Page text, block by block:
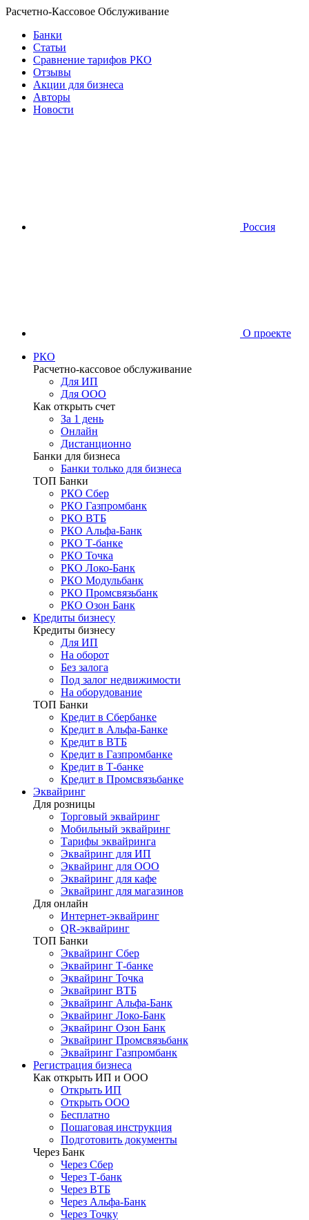
Расчетно-Кассовое Обслуживание
Банки
Статьи
Сравнение тарифов РКО
Отзывы
Акции для бизнеса
Авторы
Новости
Россия
О проекте
РКО
Расчетно-кассовое обслуживание
Для ИП
Для ООО
Как открыть счет
За 1 день
Онлайн
Дистанционно
Банки для бизнеса
Банки только для бизнеса
ТОП Банки
РКО Сбер
РКО Газпромбанк
РКО ВТБ
РКО Альфа-Банк
РКО Т-банке
РКО Точка
РКО Локо-Банк
РКО Модульбанк
РКО Промсвязьбанк
РКО Озон Банк
Кредиты бизнесу
Кредиты бизнесу
Для ИП
На оборот
Без залога
Под залог недвижимости
На оборудование
ТОП Банки
Кредит в Сбербанке
Кредит в Альфа-Банке
Кредит в ВТБ
Кредит в Газпромбанке
Кредит в Т-банке
Кредит в Промсвязьбанке
Эквайринг
Для розницы
Торговый эквайринг
Мобильный эквайринг
Тарифы эквайринга
Эквайринг для ИП
Эквайринг для ООО
Эквайринг для кафе
Эквайринг для магазинов
Для онлайн
Интернет-эквайринг
QR-эквайринг
ТОП Банки
Эквайринг Сбер
Эквайринг Т-банке
Эквайринг Точка
Эквайринг ВТБ
Эквайринг Альфа-Банк
Эквайринг Локо-Банк
Эквайринг Озон Банк
Эквайринг Промсвязьбанк
Эквайринг Газпромбанк
Регистрация бизнеса
Как открыть ИП и ООО
Открыть ИП
Открыть ООО
Бесплатно
Пошаговая инструкция
Подготовить документы
Через Банк
Через Сбер
Через Т-банк
Через ВТБ
Через Альфа-Банк
Через Точку